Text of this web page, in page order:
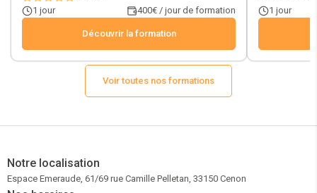
ou DALL·E transforment les usages professionnels,
fonctionnement des réseaux de neurones, du deep
learning, des prompts et des principaux outils d’IA
générative. Vous explorerez les cas d’usage (texte,
image, vidéo, musique), les plateformes clés (OpenAI,
TensorFlow, PyTorch), ainsi que les techniques de
résultats pertinents et optimisés. Accessible aux
vous aide à tirer parti des opportunités offertes par
l’IA, tout en abordant les enjeux éthiques, les biais et
1 jour 400€ / jour de formation
Découvrir la formation
cycles de
DALL·E, etc.)
vous et
1 jour
Voir toutes nos formations
Notre localisation
Espace Emeraude, 61/69 rue Camille Pelletan, 33150 Cenon